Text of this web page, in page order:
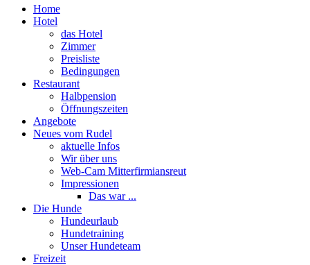
Home
Hotel
das Hotel
Zimmer
Preisliste
Bedingungen
Restaurant
Halbpension
Öffnungszeiten
Angebote
Neues vom Rudel
aktuelle Infos
Wir über uns
Web-Cam Mitterfirmiansreut
Impressionen
Das war ...
Die Hunde
Hundeurlaub
Hundetraining
Unser Hundeteam
Freizeit